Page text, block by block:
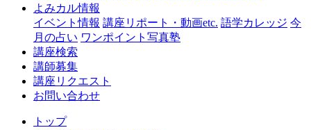
よみカル情報
イベント情報 講座リポート・動画etc. 語学カレッジ 今
月の占い ワンポイント写真塾
講座検索
講師募集
講座リクエスト
お問い合わせ
トップ